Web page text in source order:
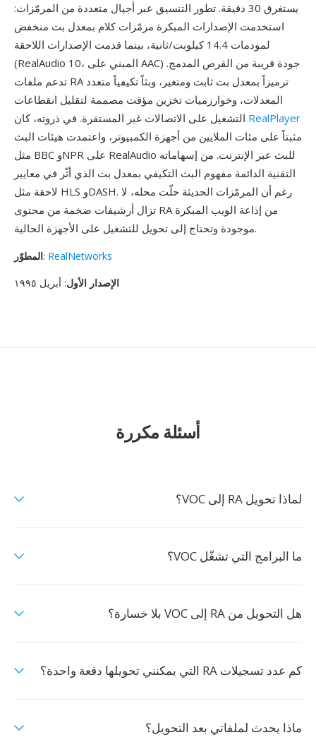
يستغرق 30 دقيقة. تطور التنسيق عبر أجيال متعددة من المرمّزات:
استخدمت الإصدارات المبكرة مرمّزات كلام بمعدل بت منخفض
لمودمات 14.4 كيلوبت/ثانية، بينما قدمت الإصدارات اللاحقة
(RealAudio 10، المبني على AAC) جودة قريبة من القرص المدمج.
تدعم ملفات RA ترميزاً بمعدل بت ثابت ومتغير، وبثاً تكيفياً متعدد
المعدلات، وخوارزميات تخزين مؤقت مصممة لتقليل انقطاعات
RealPlayer
مثبتاً على مئات الملايين من أجهزة الكمبيوتر، واعتمدت هيئات البث
مثل BBC وNPR على RealAudio للبث عبر الإنترنت. من إسهاماته
التقنية الدائمة مفهوم البث التكيفي بمعدل بت الذي أثّر في معايير
لاحقة مثل HLS وDASH. رغم أن المرمّزات الحديثة حلّت محله، لا
تزال أرشيفات ضخمة من محتوى RA من إذاعة الويب المبكرة
موجودة وتحتاج إلى تحويل للتشغيل على الأجهزة الحالية.
المطوّر: RealNetworks
الإصدار الأول: أبريل ١٩٩٥
أسئلة مكررة
لماذا تحويل RA إلى VOC؟
ما البرامج التي تشغّل VOC؟
هل التحويل من RA إلى VOC بلا خسارة؟
كم عدد تسجيلات RA التي يمكنني تحويلها دفعة واحدة؟
ماذا يحدث لملفاتي بعد التحويل؟